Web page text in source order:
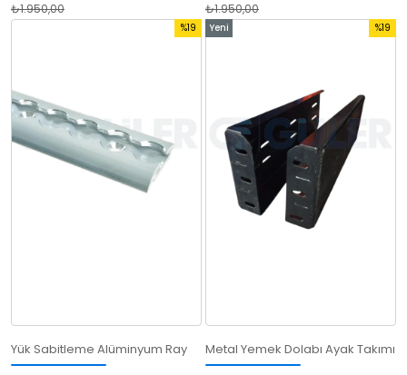
₺1.950,00
₺1.950,00
Yük Sabitleme Alüminyum Ray
%19
Metal Yemek Dolabı Ayak Takımı
%19
Yeni